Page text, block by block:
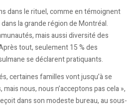
dans le rituel, comme en témoignent
la grande région de Montréal.
mais aussi diversité des
tout, seulement 15 % des
se déclarent pratiquants.
certaines familles vont jusqu’à se
nous, nous n’acceptons pas cela »,
dans son modeste bureau, au sous-